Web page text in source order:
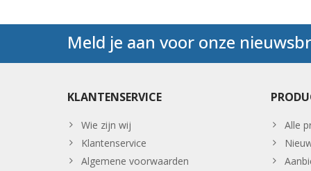
Meld je aan voor onze
KLANTENSERVICE
Wie zijn wij
Klantenservice
Algemene voorwaarden
Alle